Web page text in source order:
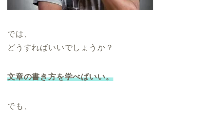
では、
どうすればいいでしょうか？
文章の書き方を学べばいい。
でも、